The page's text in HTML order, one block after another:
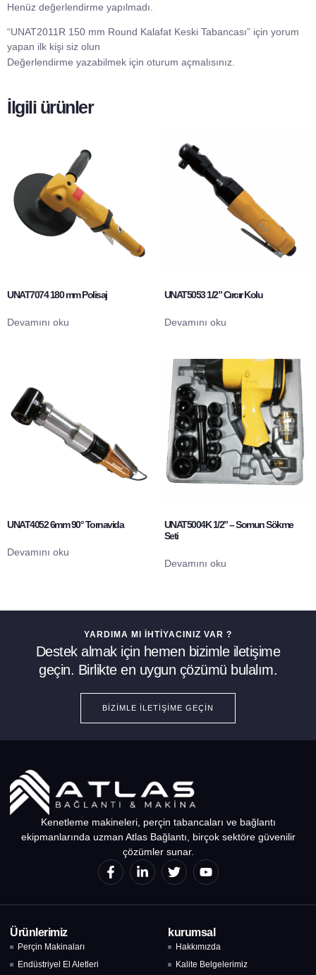
Henüz değerlendirme yapılmadı.
“UNAT2011R 150 mm Round Kalafat Keski Tabancası” için yorum
yapan ilk kişi siz olun
Değerlendirme yazabilmek için oturum açmalısınız
İlgili ürünler
UNAT7074 180 mm Polisaj
Devamını oku
UNAT5053 1/2” Cırcır Kolu
Devamını oku
UNAT4052 6mm 90° Tornavida
Devamını oku
UNAT5004K 1/2” – Somun Sökme
Seti
Devamını oku
YARDIMA MI İHTIYACINIZ VAR ?
Destek almak için hemen bizimle iletişime
geçin. Birlikte en uygun çözümü bulalım.
BIZIMLE İLETIŞIME GEÇIN
Kenetleme makineleri, perçin tabancaları ve bağlantı
ekipmanlarında uzman Atlas Bağlantı, birçok sektöre güvenilir
çözümler sunar.
Ürünlerimiz
Perçin Makinaları
Endüstriyel El Aletleri
kurumsal
Hakkımızda
Kalite Belgelerimiz